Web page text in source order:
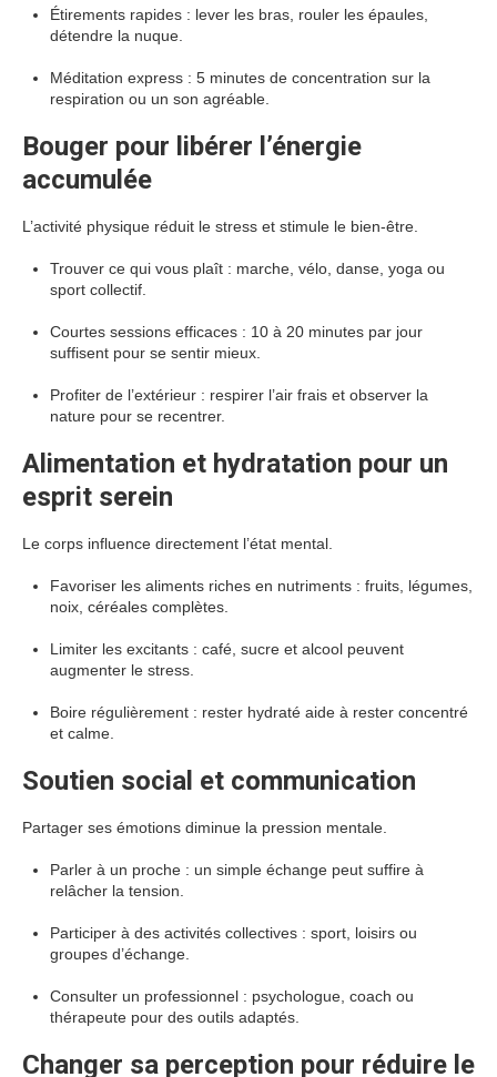
Étirements rapides : lever les bras, rouler les épaules,
détendre la nuque.
Méditation express : 5 minutes de concentration sur la
respiration ou un son agréable.
Bouger pour libérer l’énergie
accumulée
L’activité physique réduit le stress et stimule le bien-être.
Trouver ce qui vous plaît : marche, vélo, danse, yoga ou
sport collectif.
Courtes sessions efficaces : 10 à 20 minutes par jour
suffisent pour se sentir mieux.
Profiter de l’extérieur : respirer l’air frais et observer la
nature pour se recentrer.
Alimentation et hydratation pour un
esprit serein
Le corps influence directement l’état mental.
Favoriser les aliments riches en nutriments : fruits, légumes,
noix, céréales complètes.
Limiter les excitants : café, sucre et alcool peuvent
augmenter le stress.
Boire régulièrement : rester hydraté aide à rester concentré
et calme.
Soutien social et communication
Partager ses émotions diminue la pression mentale.
Parler à un proche : un simple échange peut suffire à
relâcher la tension.
Participer à des activités collectives : sport, loisirs ou
groupes d’échange.
Consulter un professionnel : psychologue, coach ou
thérapeute pour des outils adaptés.
Changer sa perception pour réduire le